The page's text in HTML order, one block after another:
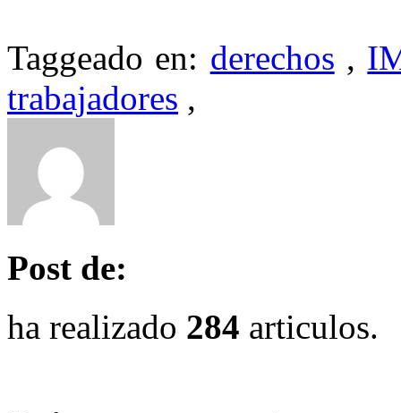
Taggeado en: derechos ,
trabajadores ,
Post de:
ha realizado 284 articulos.